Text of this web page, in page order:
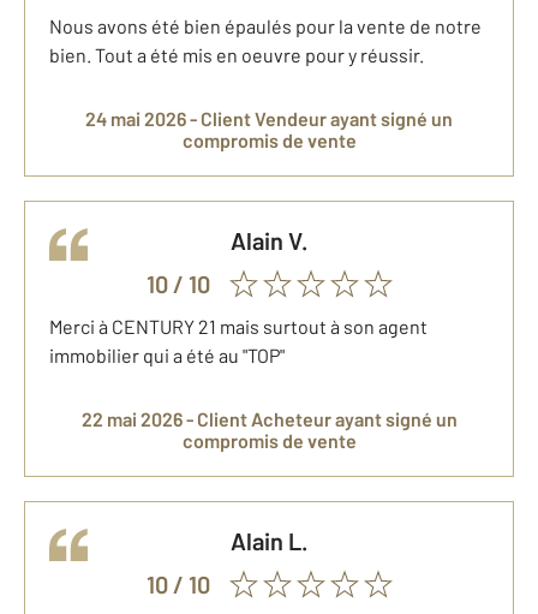
Nous avons été bien épaulés pour la vente de notre
bien. Tout a été mis en oeuvre pour y réussir.
24 mai 2026 - Client Vendeurayant signé un
compromis de vente
Alain V.
10/ 10
Merci à CENTURY 21 mais surtout à son agent
immobilier qui a été au "TOP"
22 mai 2026 - Client Acheteurayant signé un
compromis de vente
Alain L.
10/ 10